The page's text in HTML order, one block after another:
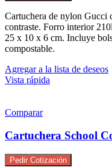
Cartuchera de nylon Gucci
contraste. Forro interior
25 x 10 x 6 cm. Incluye
compostable.
Agregar a la lista de deseos
Vista rápida
Comparar
Cartuchera School
Pedir Cotización